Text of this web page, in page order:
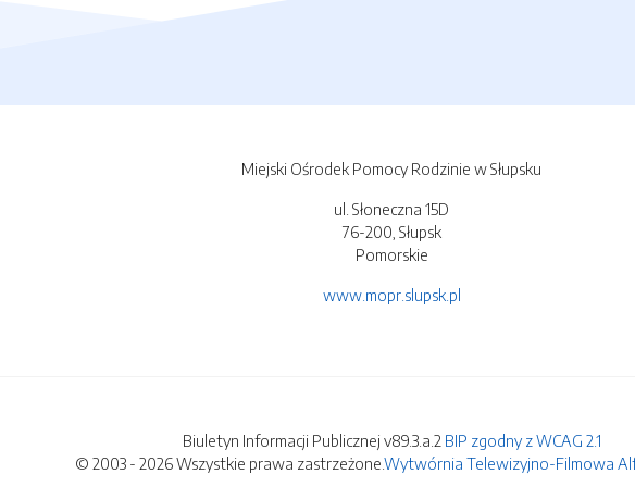
Miejski Ośrodek Pomocy Rodzinie w Słupsku
ul. Słoneczna 15D
76-200, Słupsk
Pomorskie
www.mopr.slupsk.pl
Biuletyn Informacji Publicznej v89.3.a.2 BIP zgodny z WCAG 2.1
© 2003 - 2026 Wszystkie prawa zastrzeżone.Wytwórnia Telewizyjno-Filmowa